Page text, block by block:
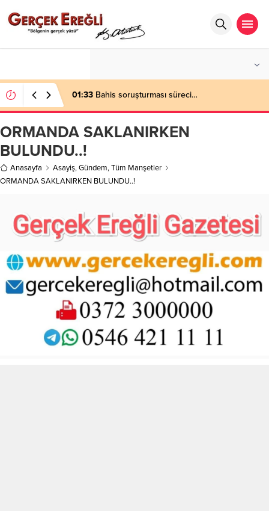
01:33 Bahis soruşturması süreci…
ORMANDA SAKLANIRKEN
BULUNDU..!
Anasayfa Asayiş,Gündem,Tüm Manşetler
ORMANDA SAKLANIRKEN BULUNDU..!